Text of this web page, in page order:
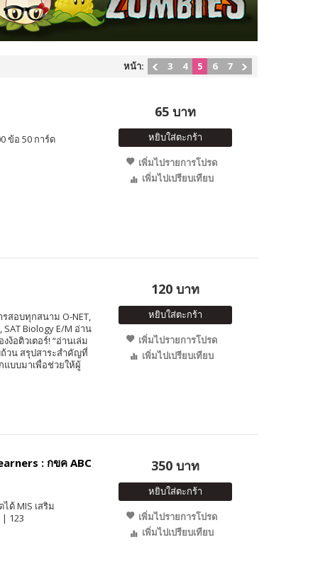
หน้า: 3 4 5 6 7
ข้อ 50 การ์ด
65 บาท
หยิบใส่ตะกร้า
เพิ่มไปรายการโปรด
เพิ่มไปเปรียบเทียบ
สอบทุกสนาม O-NET,
SAT Biology E/M อ่าน
ง้อติวเตอร์! “อ่านเล่ม
วน สรุปสาระสำคัญที่
บบมาเพื่อช่วยให้ผู้
120 บาท
หยิบใส่ตะกร้า
เพิ่มไปรายการโปรด
เพิ่มไปเปรียบเทียบ
: กขค ABC
ด้ MIS เสริม
123
350 บาท
หยิบใส่ตะกร้า
เพิ่มไปรายการโปรด
เพิ่มไปเปรียบเทียบ